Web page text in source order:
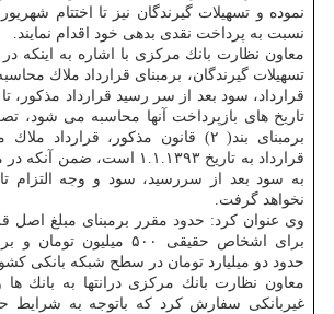
نسبت به پرداخت نقدی بدهی خود اقدام نمایند.
معاون نظارت بانك مركزی با اشاره به اینكه
تسهیلات گیرندگان، برمبنای قرارداد ملاك
قرارداد، سود بعد از سر رسید قرارداد مذكور،
تاریخ های بازپرداخت آنها محاسبه می شود،
برمبنای بند( ۲) قانون مذكور،
قرارداد به تاریخ ۱.۱.۱۳۹۳
به سود بعد از سررسید، سود و وجه التزام
نخواهد گرفت.
وی عنوان كرد: حدود مقرر برمبنای مبلغ اصل
برای اشخاص حقیقی ۵۰۰
حدود دو میلیارد تومان در سطح شبكه بانكی
معاون نظارت بانك مركزی درانتها به بانك
غیربانكی سفارش كرد كه باتوجه به شرایط